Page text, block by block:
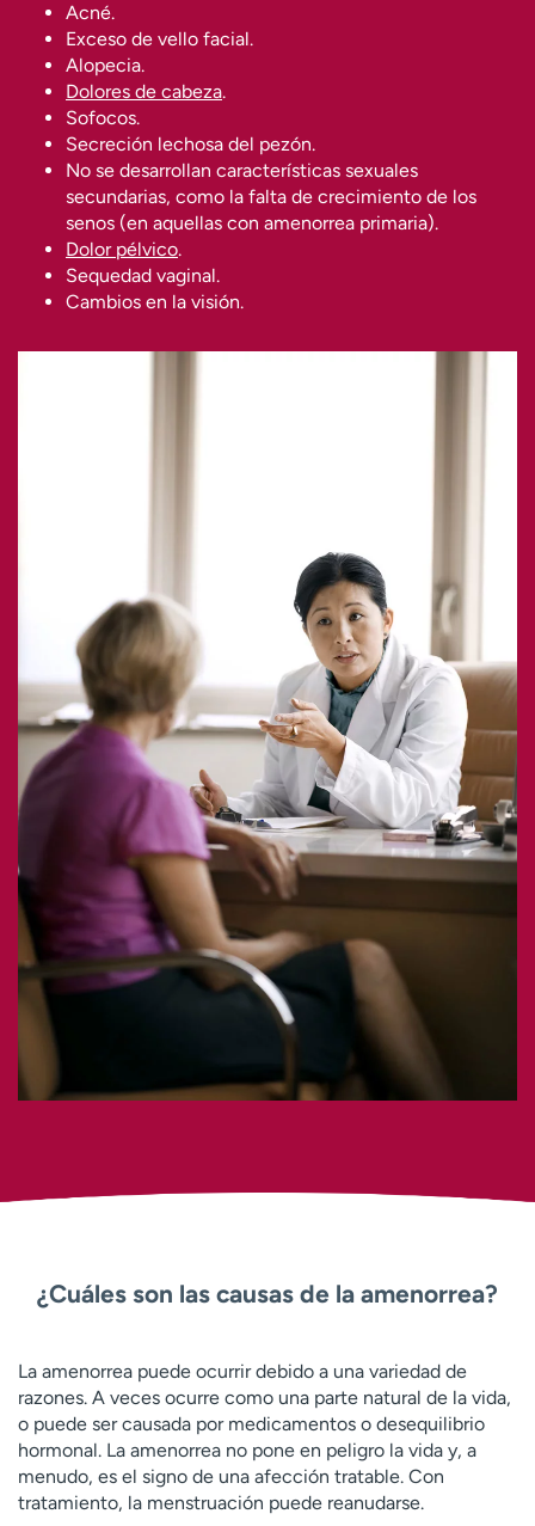
Acné.
Exceso de vello facial.
Alopecia.
Dolores de cabeza.
Sofocos.
Secreción lechosa del pezón.
No se desarrollan características sexuales
secundarias, como la falta de crecimiento de los
senos (en aquellas con amenorrea primaria).
Dolor pélvico.
Sequedad vaginal.
Cambios en la visión.
¿Cuáles son las causas de la amenorrea?
La amenorrea puede ocurrir debido a una variedad de
razones. A veces ocurre como una parte natural de la vida,
o puede ser causada por medicamentos o desequilibrio
hormonal. La amenorrea no pone en peligro la vida y, a
menudo, es el signo de una afección tratable. Con
tratamiento, la menstruación puede reanudarse.